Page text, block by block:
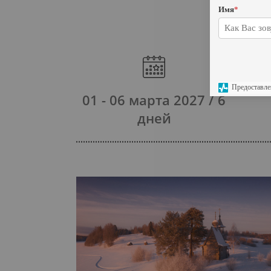
01 - 06 марта 2027 / 6
дней
Имя*